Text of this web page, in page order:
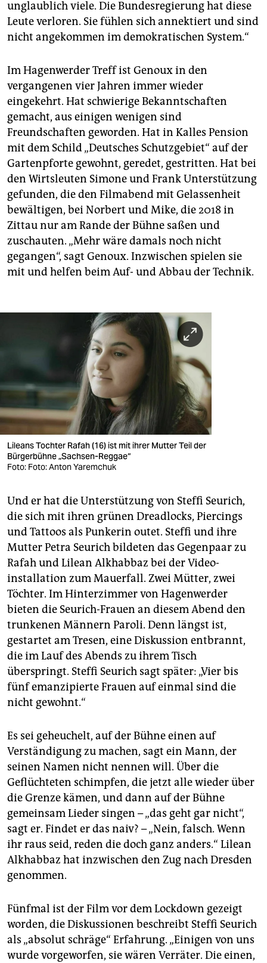
unglaublich viele. Die Bundesregierung hat diese
Leute verloren. Sie fühlen sich annektiert und sind
nicht angekommen im demokratischen System.“
Im Hagenwerder Treff ist Genoux in den
vergangenen vier Jahren immer wieder
eingekehrt. Hat schwierige Bekanntschaften
gemacht, aus einigen wenigen sind
Freundschaften geworden. Hat in Kalles Pension
mit dem Schild „Deutsches Schutzgebiet“ auf der
Gartenpforte gewohnt, geredet, gestritten. Hat bei
den Wirtsleuten Simone und Frank Unterstützung
gefunden, die den Filmabend mit Gelassenheit
bewältigen, bei Norbert und Mike, die 2018 in
Zittau nur am Rande der Bühne saßen und
zuschauten. „Mehr wäre damals noch nicht
gegangen“, sagt Genoux. Inzwischen spielen sie
mit und helfen beim Auf- und Abbau der Technik.
Lileans Tochter Rafah (16) ist mit ihrer Mutter Teil der
Bürgerbühne „Sachsen-Reggae“
Foto: Foto: Anton Yaremchuk
Und er hat die Unterstützung von Steffi Seurich,
die sich mit ihren grünen Dreadlocks, Piercings
und Tattoos als Punkerin outet. Steffi und ihre
Mutter Petra Seurich bildeten das Gegenpaar zu
Rafah und Lilean Alkhabbaz bei der Video­
installation zum Mauerfall. Zwei Mütter, zwei
Töchter. Im Hinterzimmer von Hagenwerder
bieten die Seurich-Frauen an diesem Abend den
trunkenen Männern Paroli. Denn längst ist,
gestartet am Tresen, eine Diskussion entbrannt,
die im Lauf des Abends zu ihrem Tisch
überspringt. Steffi Seurich sagt später: „Vier bis
fünf emanzipierte Frauen auf einmal sind die
nicht gewohnt.“
Es sei geheuchelt, auf der Bühne einen auf
Verständigung zu machen, sagt ein Mann, der
seinen Namen nicht nennen will. Über die
Geflüchteten schimpfen, die jetzt alle wieder über
die Grenze kämen, und dann auf der Bühne
gemeinsam Lieder singen – „das geht gar nicht“,
sagt er. Findet er das naiv? – „Nein, falsch. Wenn
ihr raus seid, reden die doch ganz anders.“ Lilean
Alkhabbaz hat inzwischen den Zug nach Dresden
genommen.
Fünfmal ist der Film vor dem Lockdown gezeigt
worden, die Diskussionen beschreibt Steffi Seurich
als „absolut schräge“ Erfahrung. „Einigen von uns
wurde vorgeworfen, sie wären Verräter. Die einen,